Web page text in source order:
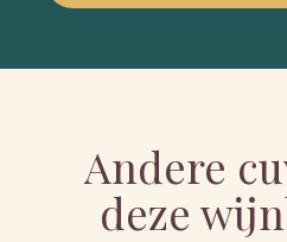
Andere
deze